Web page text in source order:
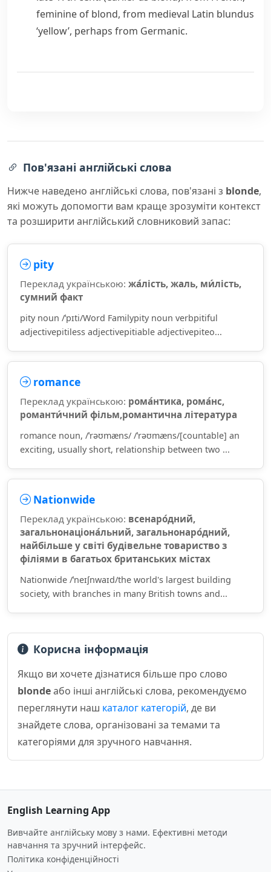
feminine of blond, from medieval Latin blundus
‘yellow’, perhaps from Germanic.
Пов'язані англійські слова
Нижче наведено англійські слова, пов'язані з blonde,
які можуть допомогти вам краще зрозуміти контекст
та розширити англійський словниковий запас:
pity
Переклад українською: жа́лість, жаль, ми́лість,
сумний факт
pity noun /ˈpɪti/Word Familypity noun verbpitiful
adjectivepitiless adjectivepitiable adjectivepiteo...
romance
Переклад українською: рома́нтика, рома́нс,
романти́чний фільм,романтична література
romance noun, /ˈrəʊmæns/ /ˈrəʊmæns/[countable] an
exciting, usually short, relationship between two ...
Nationwide
Переклад українською: всенаро́дний,
загальнонаціона́льний, загальнонаро́дний,
найбільше у світі будівельне товариство з
філіями в багатьох британських містах
Nationwide /ˈneɪʃnwaɪd/the world's largest building
society, with branches in many British towns and...
Корисна інформація
Якщо ви хочете дізнатися більше про слово
blondeабо інші англійські слова, рекомендуємо
переглянути наш каталог категорій, де ви
знайдете слова, організовані за темами та
категоріями для зручного навчання.
English Learning App
Вивчайте англійську мову з нами. Ефективні методи
навчання та зручний інтерфейс.
Політика конфіденційності